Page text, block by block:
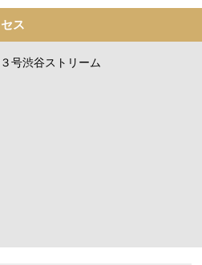
ス
号渋谷ストリーム